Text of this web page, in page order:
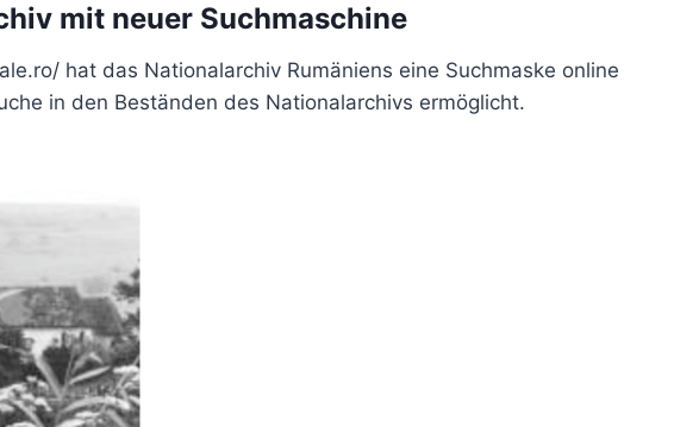
mit neuer Suchmaschine
hat das Nationalarchiv Rumäniens eine Suchmaske online
in den Beständen des Nationalarchivs ermöglicht.